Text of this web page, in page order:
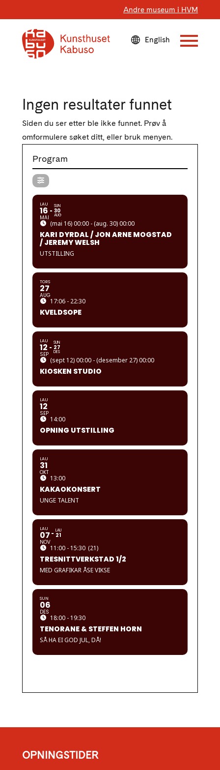
Andre museum i HVM
Ingen resultater funnet
Siden du ser etter ble ikke funnet. Prøv å
omformulere søket ditt, eller bruk menyen.
Program
LAU
16
MAI
SUN
30
AUG
(mai 16) 00:00 - (aug. 30) 00:00
KARI DYRDAL / JON ARNE MOGSTAD
/ JEREMY WELSH
UTSTILLING
TORS
27
AUG
17:06 - 22:30
KVELDSOPE
LAU
12
SEP
SUN
27
DES
(sept 12) 00:00 - (desember 27) 00:00
KIOSKEN STUDIO
LAU
12
SEP
14:00
OPNING UTSTILLING
LAU
31
OKT
13:00
KAKAOKONSERT
UNGE TALENT
LAU
07
NOV
LAU
21
11:00 - 15:30 (21)
TRESNITTVERKSTAD 1/2
MED GRAFIKAR ÅSE VIKSE
SUN
06
DES
18:00 - 19:30
TENORANE & STEFFEN HORN
SÅ HA EI GOD JUL, DÅ!
OPNINGSTIDER